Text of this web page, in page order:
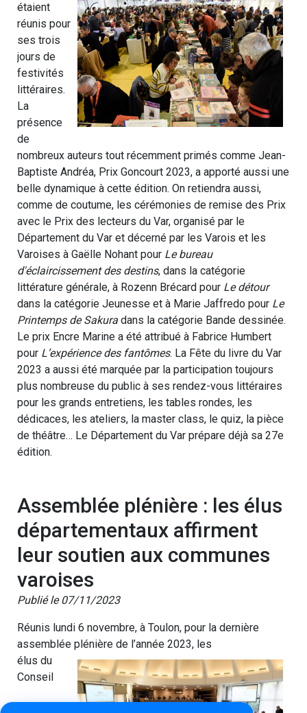
étaient
réunis pour
ses trois
jours de
festivités
littéraires.
La
présence
de
nombreux auteurs tout récemment primés comme Jean-
Baptiste Andréa, Prix Goncourt 2023, a apporté aussi une
belle dynamique à cette édition. On retiendra aussi,
comme de coutume, les cérémonies de remise des Prix
avec le Prix des lecteurs du Var, organisé par le
Département du Var et décerné par les Varois et les
Varoises à Gaëlle Nohant pour Le bureau
d'éclaircissement des destins, dans la catégorie
littérature générale, à Rozenn Brécard pour Le détour
dans la catégorie Jeunesse et à Marie Jaffredo pour Le
Printemps de Sakura dans la catégorie Bande dessinée.
Le prix Encre Marine a été attribué à Fabrice Humbert
pour L’expérience des fantômes. La Fête du livre du Var
2023 a aussi été marquée par la participation toujours
plus nombreuse du public à ses rendez-vous littéraires
pour les grands entretiens, les tables rondes, les
dédicaces, les ateliers, la master class, le quiz, la pièce
de théâtre… Le Département du Var prépare déjà sa 27e
édition.
Assemblée plénière : les élus
départementaux affirment
leur soutien aux communes
varoises
Publié le 07/11/2023
Réunis lundi 6 novembre, à Toulon, pour la dernière
assemblée plénière de l’année 2023, les
élus du
Conseil